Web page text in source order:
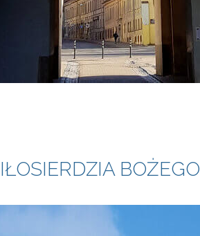
BOŻEGO